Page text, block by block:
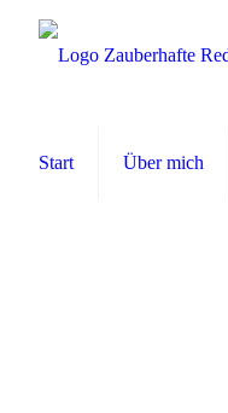
Start Über mich